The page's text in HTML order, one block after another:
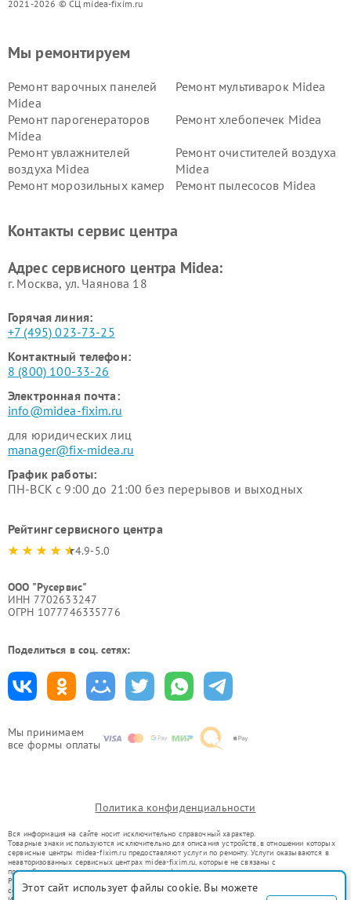
2021-2026 © СЦ midea-fixim.ru
Мы принимаем
все формы оплаты
Мы ремонтируем
Ремонт варочных панелей
Midea
Ремонт мультиварок Midea
Ремонт парогенераторов
Midea
Ремонт хлебопечек Midea
Ремонт увлажнителей
воздуха Midea
Ремонт очистителей воздуха
Midea
Ремонт морозильных камер
Ремонт пылесосов Midea
пылесосов Midea
Midea
Контакты сервис центра
Адрес сервисного центра Midea:
г. Москва, ул. Чаянова 18
Горячая линия:
+7 (495) 023-73-25
Контактный телефон:
8 (800) 100-33-26
Электронная почта:
info@midea-fixim.ru
для юридических лиц
manager@fix-midea.ru
График работы:
ПН-ВСК с 9:00 до 21:00 без перерывов и выходных
Рейтинг сервисного центра
4.9-5.0
ООО "Русервис"
ИНН 7702633247
ОГРН 1077746335776
Поделиться в соц. сетях:
Политика конфиденциальности
Вся информация на сайте носит исключительно справочный характер.
Товарные знаки используются исключительно для описания устройств, в отношении которых
сервисные центры midea-fixim.ru предоставляют услуги по ремонту. Услуги оказываются в
неавторизованных сервисных центрах midea-fixim.ru, которые не связаны с
правообладателями товарных знаков или их официальными представителями.
Ремонт осуществляется для устройств, уже введенных в гражданский оборот в соответствии
со статьей 1487 ГК РФ.
Этот сайт использует файлы cookie. Вы можете